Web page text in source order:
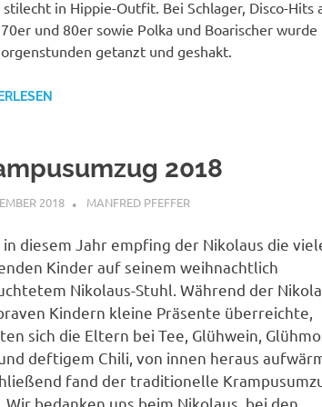
stilecht in Hippie-Outfit. Bei Schlager, Disco-Hits
und 80er sowie Polka und Boarischer wurde
getanzt und geshakt.
2018
2018 MANFRED PFEFFER
in diesem Jahr empfing der Nikolaus die
Kinder auf seinem weihnachtlich
Nikolaus-Stuhl. Während der
Kindern kleine Präsente überreichte,
sich die Eltern bei Tee, Glühwein,
deftigem Chili, von innen heraus
fand der traditionelle
bedanken uns beim Nikolaus, bei den